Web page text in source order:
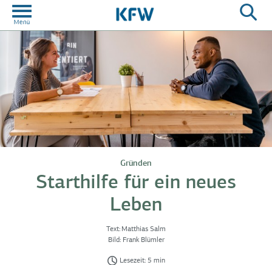
Gründen
Starthilfe für ein neues
Leben
Text: Matthias Salm
Bild: Frank Blümler
Lesezeit: 5 min